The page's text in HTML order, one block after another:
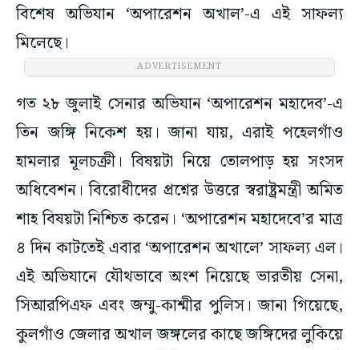
বিশেষ অভিযান ‘অপারেশন অখাল’-এ এই সাফল্য
মিলেছে।
ADVERTISEMENT
গত ২৮ জুলাই সেনার অভিযান ‘অপারেশন মহাদেব’-এ
তিন জঙ্গি নিকেশ হয়। জানা যায়, এরাই পহেলগাঁও
হামলার মূলচক্রী। বিষয়টা নিয়ে তোলপাড় হয় সংসদ
অধিবেশন। বিরোধীদের প্রশ্নের উত্তরে স্বরাষ্ট্রমন্ত্রী অমিত
শাহ বিষয়টা নিশ্চিত করেন। ‘অপারেশন মহাদেবে’র মাত্র
৪ দিন কাটতেই এবার ‘অপারেশন অখালে’ সাফল্য এল।
এই অভিযানে যৌথভাবে অংশ নিয়েছে ভারতীয় সেনা,
সিআরপিএফ এবং জম্মু-কাশ্মীর পুলিস। জানা গিয়েছে,
কুলগাঁও জেলার অখাল জঙ্গলের কাছে জঙ্গিদের লুকিয়ে